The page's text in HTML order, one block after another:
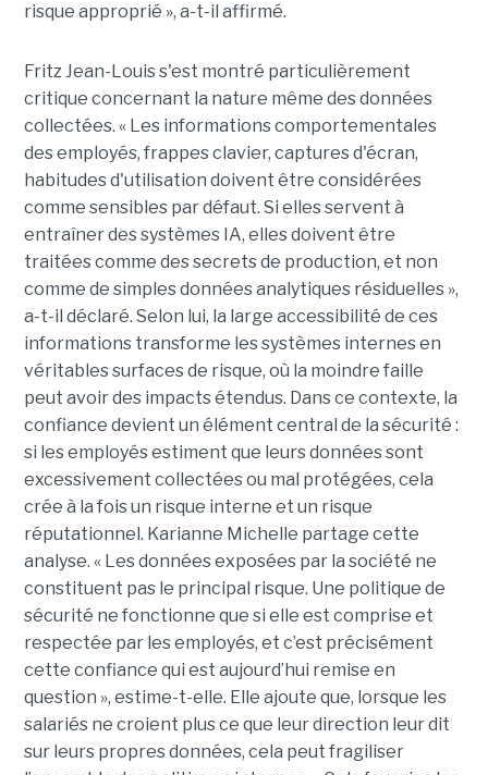
risque approprié », a-t-il affirmé.
Fritz Jean-Louis s'est montré particulièrement
critique concernant la nature même des données
collectées. « Les informations comportementales
des employés, frappes clavier, captures d'écran,
habitudes d'utilisation doivent être considérées
comme sensibles par défaut. Si elles servent à
entraîner des systèmes IA, elles doivent être
traitées comme des secrets de production, et non
comme de simples données analytiques résiduelles »,
a-t-il déclaré. Selon lui, la large accessibilité de ces
informations transforme les systèmes internes en
véritables surfaces de risque, où la moindre faille
peut avoir des impacts étendus. Dans ce contexte, la
confiance devient un élément central de la sécurité :
si les employés estiment que leurs données sont
excessivement collectées ou mal protégées, cela
crée à la fois un risque interne et un risque
réputationnel. Karianne Michelle partage cette
analyse. « Les données exposées par la société ne
constituent pas le principal risque. Une politique de
sécurité ne fonctionne que si elle est comprise et
respectée par les employés, et c’est précisément
cette confiance qui est aujourd’hui remise en
question », estime-t-elle. Elle ajoute que, lorsque les
salariés ne croient plus ce que leur direction leur dit
sur leurs propres données, cela peut fragiliser